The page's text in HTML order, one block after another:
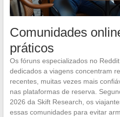
Comunidades
práticos
Os fóruns especializados no
dedicados a viagens concentram
recentes, muitas vezes mais
nas plataformas de reserva.
2026 da Skift Research, os
essas comunidades para evitar